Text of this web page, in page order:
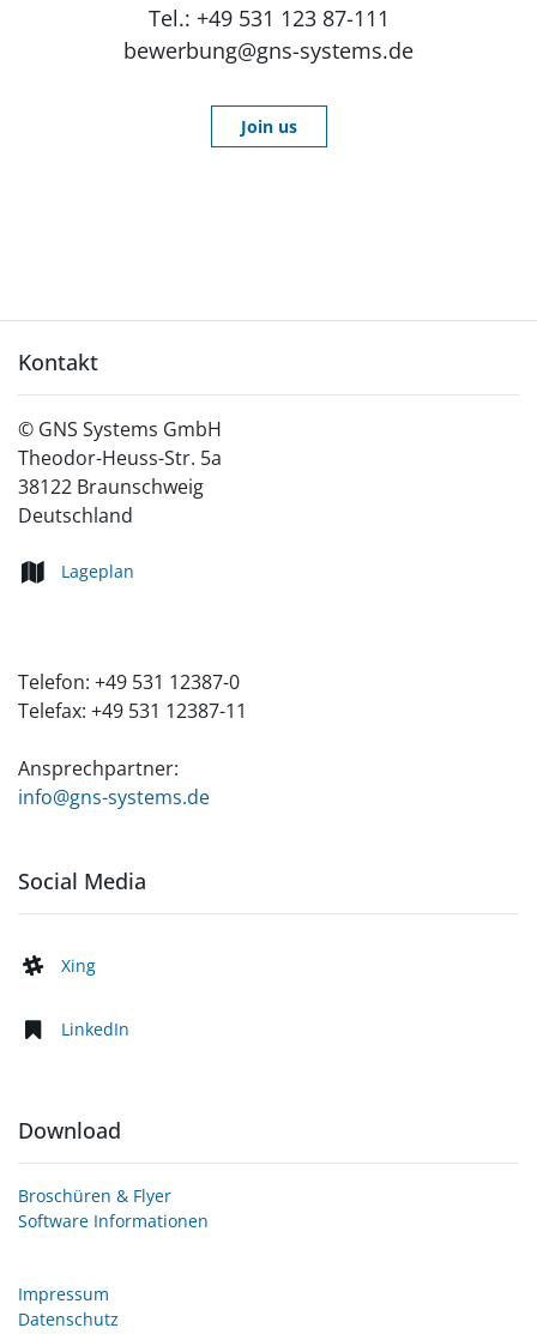
Tel.: +49 531 123 87-111
bewerbung@gns-systems.de
Join us
Kontakt
© GNS Systems GmbH
Theodor-Heuss-Str. 5a
38122 Braunschweig
Deutschland
Lageplan
Telefon: +49 531 12387-0
Telefax: +49 531 12387-11
Ansprechpartner:
info@gns-systems.de
Social Media
Xing
LinkedIn
Download
Broschüren & Flyer
Software Informationen
Impressum
Datenschutz